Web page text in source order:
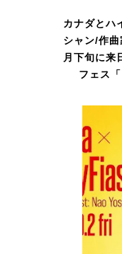
カナダとハ
シャン/作
月下旬に
フェス